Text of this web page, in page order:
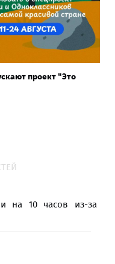
проект "Это
на 10 часов из-за